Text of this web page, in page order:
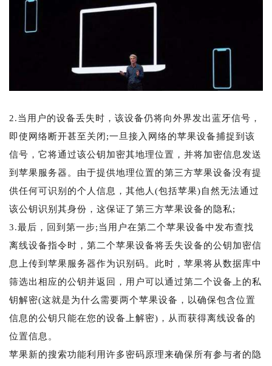
2.当用户的设备丢失时，该设备仍将向外界发出蓝牙信号，
即使网络断开甚至关闭;一旦接入网络的苹果设备捕捉到该
信号，它将通过该公钥加密其地理位置，并将加密信息发送
到苹果服务器。由于提供地理位置的第三方苹果设备没有提
供任何可识别的个人信息，其他人(包括苹果)自然无法通过
该公钥识别其身份，这保证了第三方苹果设备的隐私;
3.最后，回到第一步;当用户在第二个苹果设备中发布查找
离线设备指令时，第二个苹果设备将丢失设备的公钥加密信
息上传到苹果服务器作为识别码。此时，苹果将从数据库中
筛选出相应的公钥并返回，用户可以通过第二个设备上的私
钥解密(这就是为什么需要两个苹果设备，以确保包含位置
信息的公钥只能在您的设备上解密)，从而获得离线设备的
位置信息。
苹果新的搜索功能利用许多密码原理来确保所有参与者的隐